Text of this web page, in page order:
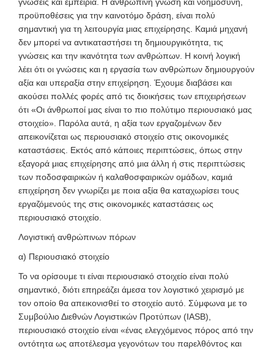
προϋποθέσεις για την καινοτόμο δράση, είναι πολύ
σημαντική για τη λειτουργία μιας επιχείρησης. Καμιά μηχανή
δεν μπορεί να αντικαταστήσει τη δημιουργικότητα, τις
γνώσεις και την ικανότητα των ανθρώπων. Η κοινή λογική
λέει ότι οι γνώσεις και η εργασία των ανθρώπων δημιουργούν
αξία και υπεραξία στην επιχείρηση. Έχουμε διαβάσει και
ακούσει πολλές φορές από τις διοικήσεις των επιχειρήσεων
ότι «Οι άνθρωποί μας είναι το πιο πολύτιμο περιουσιακό μας
στοιχείο». Παρόλα αυτά, η αξία των εργαζομένων δεν
απεικονίζεται ως περιουσιακό στοιχείο στις οικονομικές
καταστάσεις. Εκτός από κάποιες περιπτώσεις, όπως στην
εξαγορά μιας επιχείρησης από μια άλλη ή στις περιπτώσεις
των ποδοσφαιρικών ή καλαθοσφαιρικών ομάδων, καμιά
επιχείρηση δεν γνωρίζει με ποια αξία θα καταχωρίσει τους
εργαζόμενούς της στις οικονομικές καταστάσεις ως
περιουσιακό στοιχείο.
Λογιστική ανθρώπινων πόρων
α) Περιουσιακό στοιχείο
Το να ορίσουμε τι είναι περιουσιακό στοιχείο είναι πολύ
σημαντικό, διότι επηρεάζει άμεσα τον λογιστικό χειρισμό με
τον οποίο θα απεικονισθεί το στοιχείο αυτό. Σύμφωνα με το
Συμβούλιο Διεθνών Λογιστικών Προτύπων (IASB),
περιουσιακό στοιχείο είναι «ένας ελεγχόμενος πόρος από την
οντότητα ως αποτέλεσμα γεγονότων του παρελθόντος και